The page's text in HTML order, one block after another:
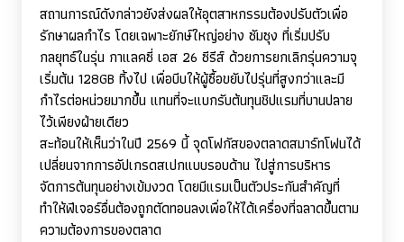
สถานการณ์ดังกล่าวยังส่งผลให้อุตสาหกรรมต้องปรับตัวเพื่อ
รักษาผลกำไร โดยเฉพาะยักษ์ใหญ่อย่าง ซัมซุง ที่เริ่มปรับ
กลยุทธ์ในรุ่น กาแลคซี่ เอส 26 ซีรีส์ ด้วยการยกเลิกรุ่นความจุ
เริ่มต้น 128GB ทิ้งไป เพื่อบีบให้ผู้ซื้อขยับไปรุ่นที่สูงกว่าและมี
กำไรต่อหน่วยมากขึ้น แทนที่จะแบกรับต้นทุนชิปแรมที่บานปลาย
ไว้เพียงฝ่ายเดียว
สะท้อนให้เห็นว่าในปี 2569 นี้ จุดโฟกัสของตลาดสมาร์ทโฟนได้
เปลี่ยนจากการอัปเกรดสเปกแบบรอบด้าน ไปสู่การบริหาร
จัดการต้นทุนอย่างเข้มงวด โดยมีแรมเป็นตัวประกันสำคัญที่
ทำให้ฟีเจอร์อื่นต้องถูกตัดทอนลงเพื่อให้ได้เครื่องที่ฉลาดขึ้นตาม
ความต้องการของตลาด